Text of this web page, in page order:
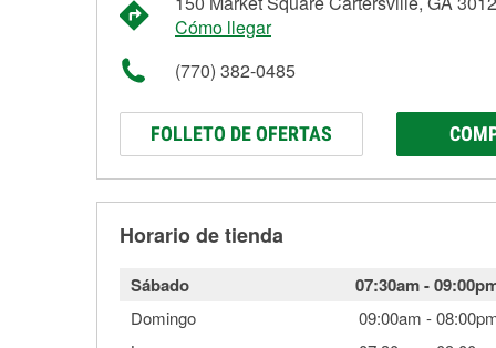
Cómo llegar
(770) 382-0485
FOLLETO DE OFERTAS
Horario de tienda
Sábado 07:30am-
Domingo 09:00am -